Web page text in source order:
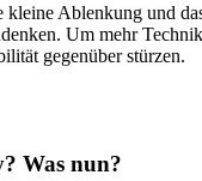
Ablenkung und
Um mehr
gegenüber stürzen.
Was nun?